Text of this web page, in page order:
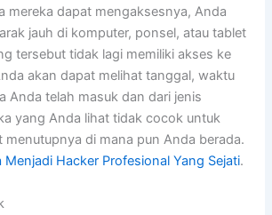
mereka dapat mengaksesnya, Anda
jauh di komputer, ponsel, atau tablet
tersebut tidak lagi memiliki akses ke
akan dapat melihat tanggal, waktu
Anda telah masuk dan dari jenis
yang Anda lihat tidak cocok untuk
menutupnya di mana pun Anda berada.
Menjadi Hacker Profesional Yang Sejati.